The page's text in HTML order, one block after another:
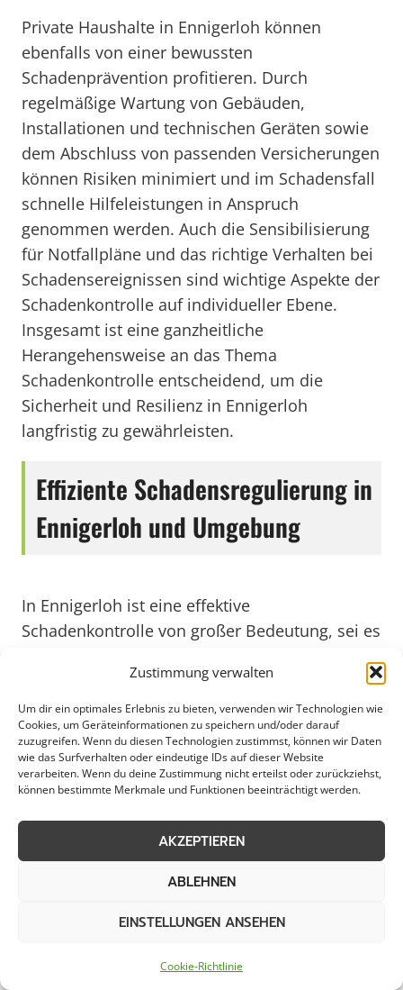
Zustimmung verwalten
Um dir ein optimales Erlebnis zu bieten, verwenden wir Technologien wie
Cookies, um Geräteinformationen zu speichern und/oder darauf
zuzugreifen. Wenn du diesen Technologien zustimmst, können wir Daten
wie das Surfverhalten oder eindeutige IDs auf dieser Website
verarbeiten. Wenn du deine Zustimmung nicht erteilst oder zurückziehst,
können bestimmte Merkmale und Funktionen beeinträchtigt werden.
AKZEPTIEREN
ABLEHNEN
EINSTELLUNGEN ANSEHEN
Cookie-Richtlinie
Private Haushalte in Ennigerloh können
ebenfalls von einer bewussten
Schadenprävention profitieren. Durch
regelmäßige Wartung von Gebäuden,
Installationen und technischen Geräten sowie
dem Abschluss von passenden Versicherungen
können Risiken minimiert und im Schadensfall
schnelle Hilfeleistungen in Anspruch
genommen werden. Auch die Sensibilisierung
für Notfallpläne und das richtige Verhalten bei
Schadensereignissen sind wichtige Aspekte der
Schadenkontrolle auf individueller Ebene.
Insgesamt ist eine ganzheitliche
Herangehensweise an das Thema
Schadenkontrolle entscheidend, um die
Sicherheit und Resilienz in Ennigerloh
langfristig zu gewährleisten.
Effiziente Schadensregulierung in
Ennigerloh und Umgebung
In Ennigerloh ist eine effektive
Schadenkontrolle von großer Bedeutung, sei es
Einrichtungen oder privaten Haushalten. Ein
unerwarteter Wasserschaden, ein Brand oder
ein Sturmschaden können schnell immense
Schäden verursachen. Deshalb ist es
entscheidend, dass Unternehmen und
durchdachten Schadenkontrollplan verfügen.
Durch regelmäßige Inspektionen und
präventive Maßnahmen können potenzielle
werden, um im Ernstfall schnell reagieren zu